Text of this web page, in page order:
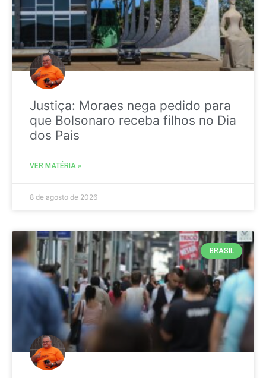
Justiça: Moraes nega pedido para
que Bolsonaro receba filhos no Dia
dos Pais
VER MATÉRIA »
8 de agosto de 2026
BRASIL